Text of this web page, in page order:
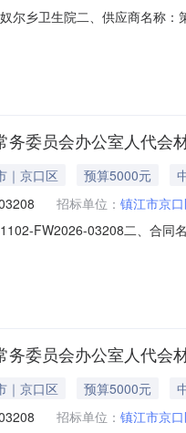
尔乡卫生院二、供应商名称
详见附件中的合同文件八、
委员会办公室人代会
｜京口区 预算5000元
招标单位： 镇江市京
FW2026-03208二、合同
人代会材料印刷项目编号：
委员会办公室人代会
｜京口区 预算5000元
招标单位： 镇江市京